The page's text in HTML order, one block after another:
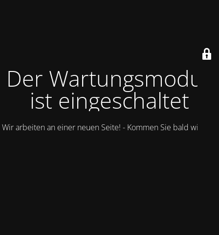
Der Wartungsmodus
ist eingeschaltet
Wir arbeiten an einer neuen Seite! - Kommen Sie bald wieder.